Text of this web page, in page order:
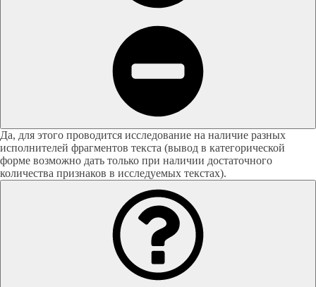
Да, для этого проводится исследование на наличие разных
исполнителей фрагментов текста (вывод в категорической
форме возможно дать только при наличии достаточного
количества признаков в исследуемых текстах).